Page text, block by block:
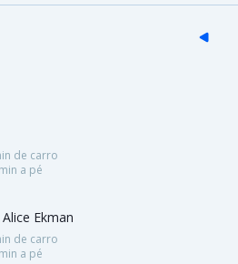
de carro
a pé
Ekman
de carro
a pé